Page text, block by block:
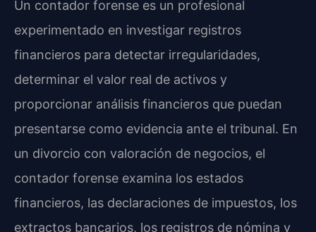
Un contador forense es un profesional
experimentado en investigar registros
financieros para detectar irregularidades,
determinar el valor real de activos y
proporcionar análisis financieros que puedan
presentarse como evidencia ante el tribunal. En
un divorcio con valoración de negocios, el
contador forense examina los estados
financieros, las declaraciones de impuestos, los
extractos bancarios, los registros de nómina y